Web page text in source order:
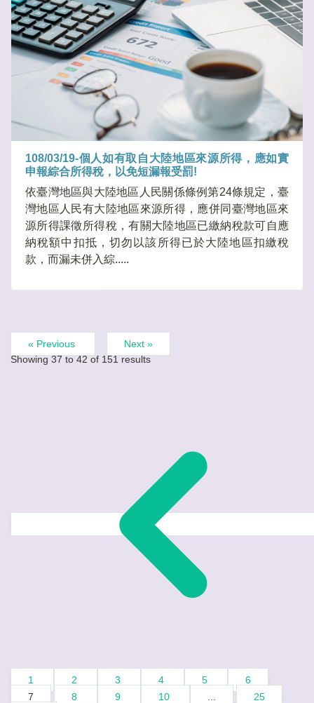
108/03/19-個人如有取自大陸地區來源所得，應如實
申報綜合所得稅，以免短漏報受罰!
依臺灣地區與大陸地區人民關係條例第24條規定，臺
灣地區人民有大陸地區來源所得，應併同臺灣地區來
源所得課徵所得稅，有關大陸地區已繳納稅款可自應
納稅額中扣抵，切勿以該所得已於大陸地區扣繳稅
款，而漏未併入綜.....
« Previous
Next »
Showing 37 to 42 of 151 results
1 2 3 4 5
6
7
8 9 10
25